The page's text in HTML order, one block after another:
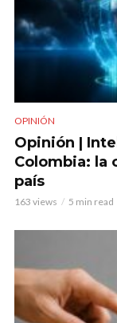
OPINIÓN
Opinión |
Colombia: la
país
163 views 5 min read